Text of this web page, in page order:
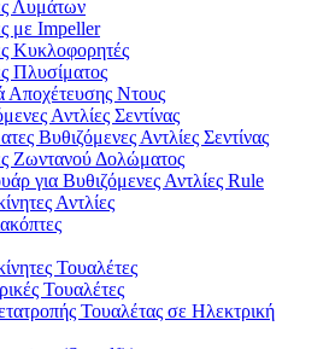
Λυμάτων
με Impeller
Κυκλοφορητές
Πλυσίματος
Αποχέτευσης Ντους
Αντλίες Σεντίνας
Βυθιζόμενες Αντλίες Σεντίνας
Ζωντανού Δολώματος
για Βυθιζόμενες Αντλίες Rule
Αντλίες
Τουαλέτες
Τουαλέτες
Τουαλέτας σε Ηλεκτρική